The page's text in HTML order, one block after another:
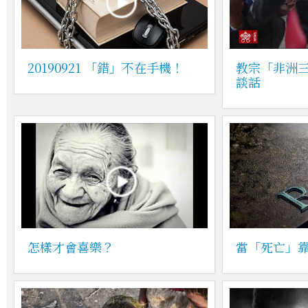
20190921 「錯」不在手機！
教宗「非洲
談話
怎樣才會喜樂？ 當「死亡」